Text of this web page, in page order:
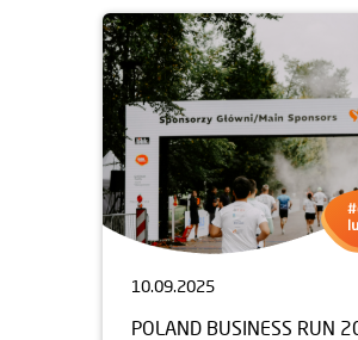
10.09.2025
POLAND BUSINESS RUN